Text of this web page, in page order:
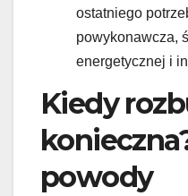
ostatniego
powykonawcza,
energetycznej i
Kiedy
powody